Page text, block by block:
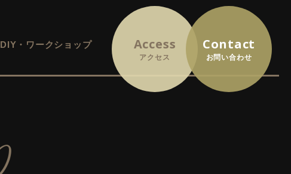
DIY・ワークショップ Access
アクセス
Contact
お問い合わせ